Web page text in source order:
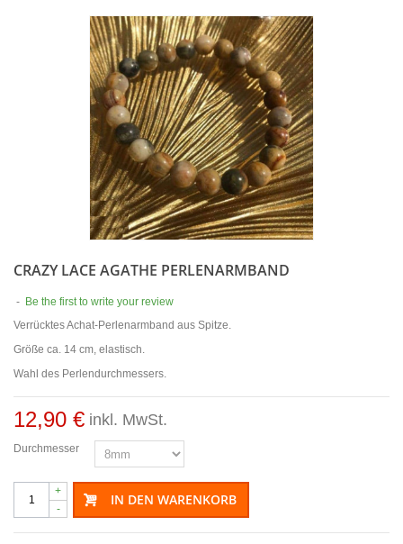
CRAZY LACE AGATHE PERLENARMBAND
- Be the first to write your review
Verrücktes Achat-Perlenarmband aus Spitze.
Größe ca. 14 cm, elastisch.
Wahl des Perlendurchmessers.
12,90 € inkl. MwSt.
Durchmesser
-
+ IN DEN WARENKORB